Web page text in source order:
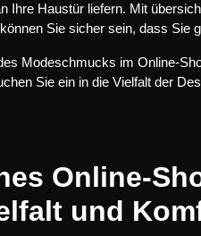
Ihre Haustür liefern. Mit
Sie sicher sein, dass Sie
Modeschmucks im Online-
Sie ein in die Vielfalt der
Online-
und